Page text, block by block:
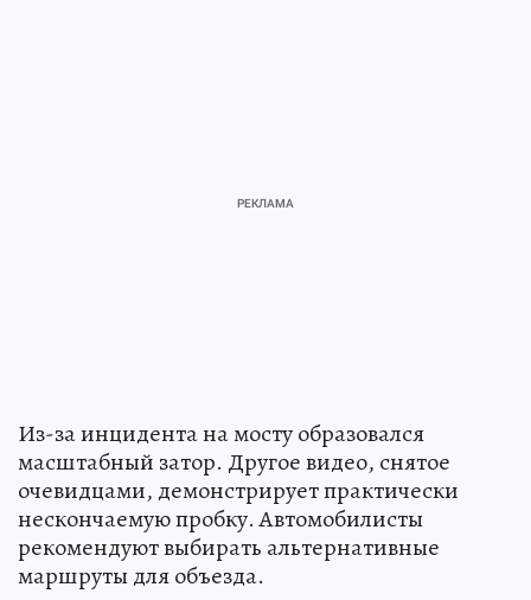
Из-за инцидента на мосту образовался
масштабный затор. Другое видео, снятое
очевидцами, демонстрирует практически
нескончаемую пробку. Автомобилисты
рекомендуют выбирать альтернативные
маршруты для объезда.